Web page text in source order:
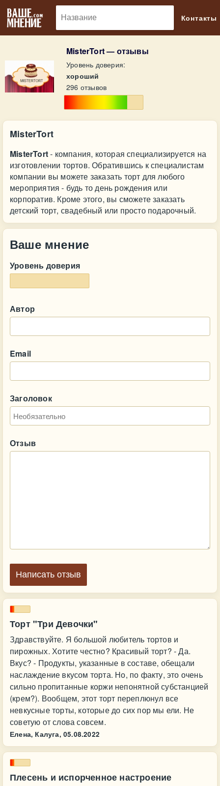
Контакты
MisterTort — отзывы
Уровень доверия:
хороший
296 отзывов
Торт "Три Девочки"
Здравствуйте. Я большой любитель тортов и
пирожных. Хотите честно? Красивый торт? - Да.
Вкус? - Продукты, указанные в составе, обещали
наслаждение вкусом торта. Но, по факту, это очень
сильно пропитанные коржи непонятной субстанцией
(крем?). Вообщем, этот торт переплюнул все
невкусные торты, которые до сих пор мы ели. Не
советую от слова совсем.
Елена, Калуга, 05.08.2022
Плесень и испорченное настроение
MisterTort
MisterTort- компания, которая специализируется на
изготовлении тортов. Обратившись к специалистам
компании вы можете заказать торт для любого
мероприятия - будь то день рождения или
корпоратив. Кроме этого, вы сможете заказать
детский торт, свадебный или просто подарочный.
Ваше мнение
Уровень доверия
Автор
Email
Заголовок
Отзыв
Написать отзыв